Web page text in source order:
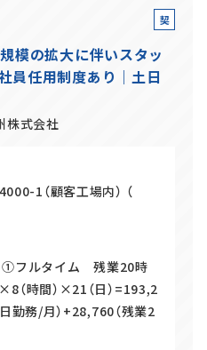
パート採用
契
社
規模の拡大に伴いスタッ
員任用制度あり｜土日
株式会社
1（顧客工場内） （
①フルタイム 残業20時
時間）×21（日）=193,2
務/月）+28,760（残業2